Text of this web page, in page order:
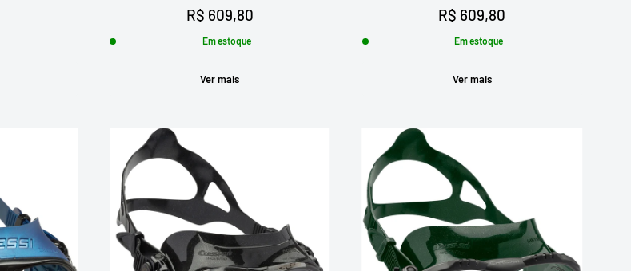
Preço
R$ 609,80
Em estoque
Ver mais
Preço
R$ 609,80
Em estoque
Ver mais